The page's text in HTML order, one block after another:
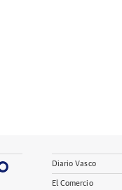
Diario Vasco
El Comercio